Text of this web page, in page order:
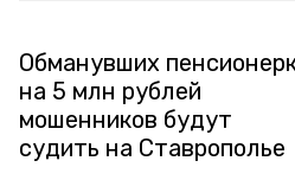
Обманувших
на 5 млн рублей
мошенников будут
судить на Ставрополье